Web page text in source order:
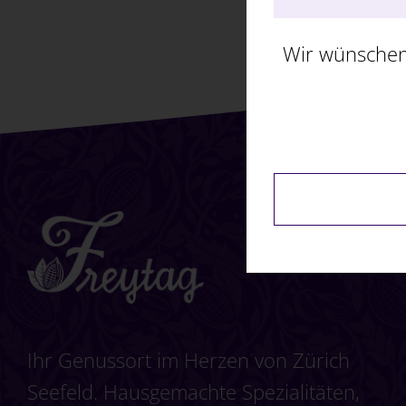
Ihr Genussort im Herzen von Zürich
Seefeld. Hausgemachte Spezialitäten,
Wir